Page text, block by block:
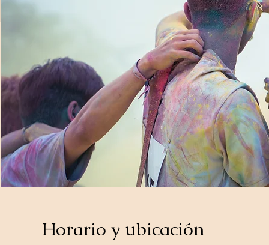
Horario y ubicación